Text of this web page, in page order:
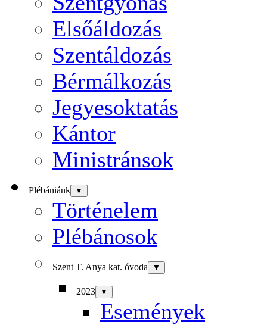
Elsőáldozás
Szentáldozás
Bérmálkozás
Jegyesoktatás
Kántor
Ministránsok
Plébániánk ▼
Történelem
Plébánosok
Szent T. Anya kat. óvoda ▼
2023 ▼
Események